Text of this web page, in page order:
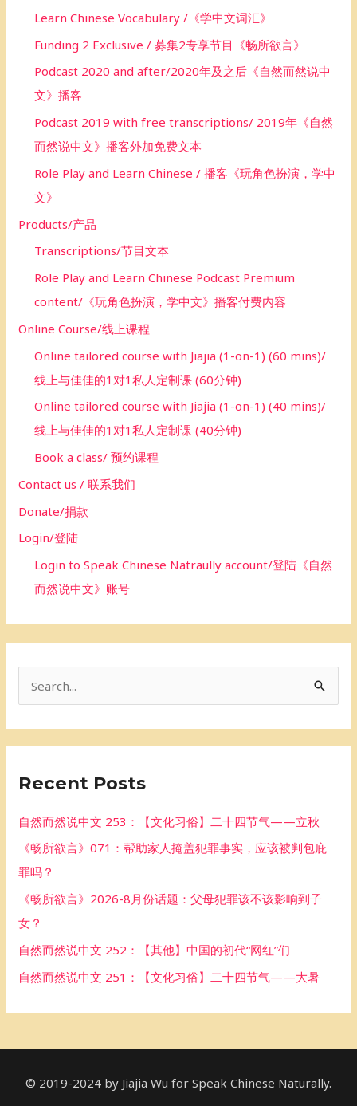
Learn Chinese Vocabulary /《学中文词汇》
Funding 2 Exclusive / 募集2专享节目《畅所欲言》
Podcast 2020 and after/2020年及之后《自然而然说中
文》播客
Podcast 2019 with free transcriptions/ 2019年《自然
而然说中文》播客外加免费文本
Role Play and Learn Chinese / 播客《玩角色扮演，学中
文》
Products/产品
Transcriptions/节目文本
Role Play and Learn Chinese Podcast Premium
content/《玩角色扮演，学中文》播客付费内容
Online Course/线上课程
Online tailored course with Jiajia (1-on-1) (60 mins)/
线上与佳佳的1对1私人定制课 (60分钟)
Online tailored course with Jiajia (1-on-1) (40 mins)/
线上与佳佳的1对1私人定制课 (40分钟)
Book a class/ 预约课程
Contact us / 联系我们
Donate/捐款
Login/登陆
Login to Speak Chinese Natraully account/登陆《自然
而然说中文》账号
c
f
r
Recent Posts
自然而然说中文 253：【文化习俗】二十四节气——立秋
《畅所欲言》071：帮助家人掩盖犯罪事实，应该被判包庇
罪吗？
《畅所欲言》2026-8月份话题：父母犯罪该不该影响到子
女？
自然而然说中文 252：【其他】中国的初代“网红”们
自然而然说中文 251：【文化习俗】二十四节气——大暑
© 2019-2024 by Jiajia Wu for Speak Chinese Naturally.